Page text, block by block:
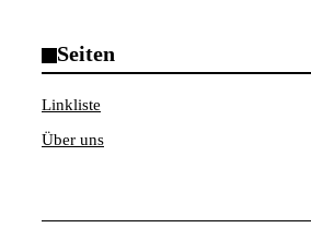
Seiten
Linkliste
Über uns